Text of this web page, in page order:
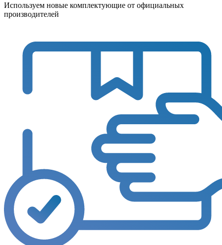
Используем новые комплектующие от официальных
производителей